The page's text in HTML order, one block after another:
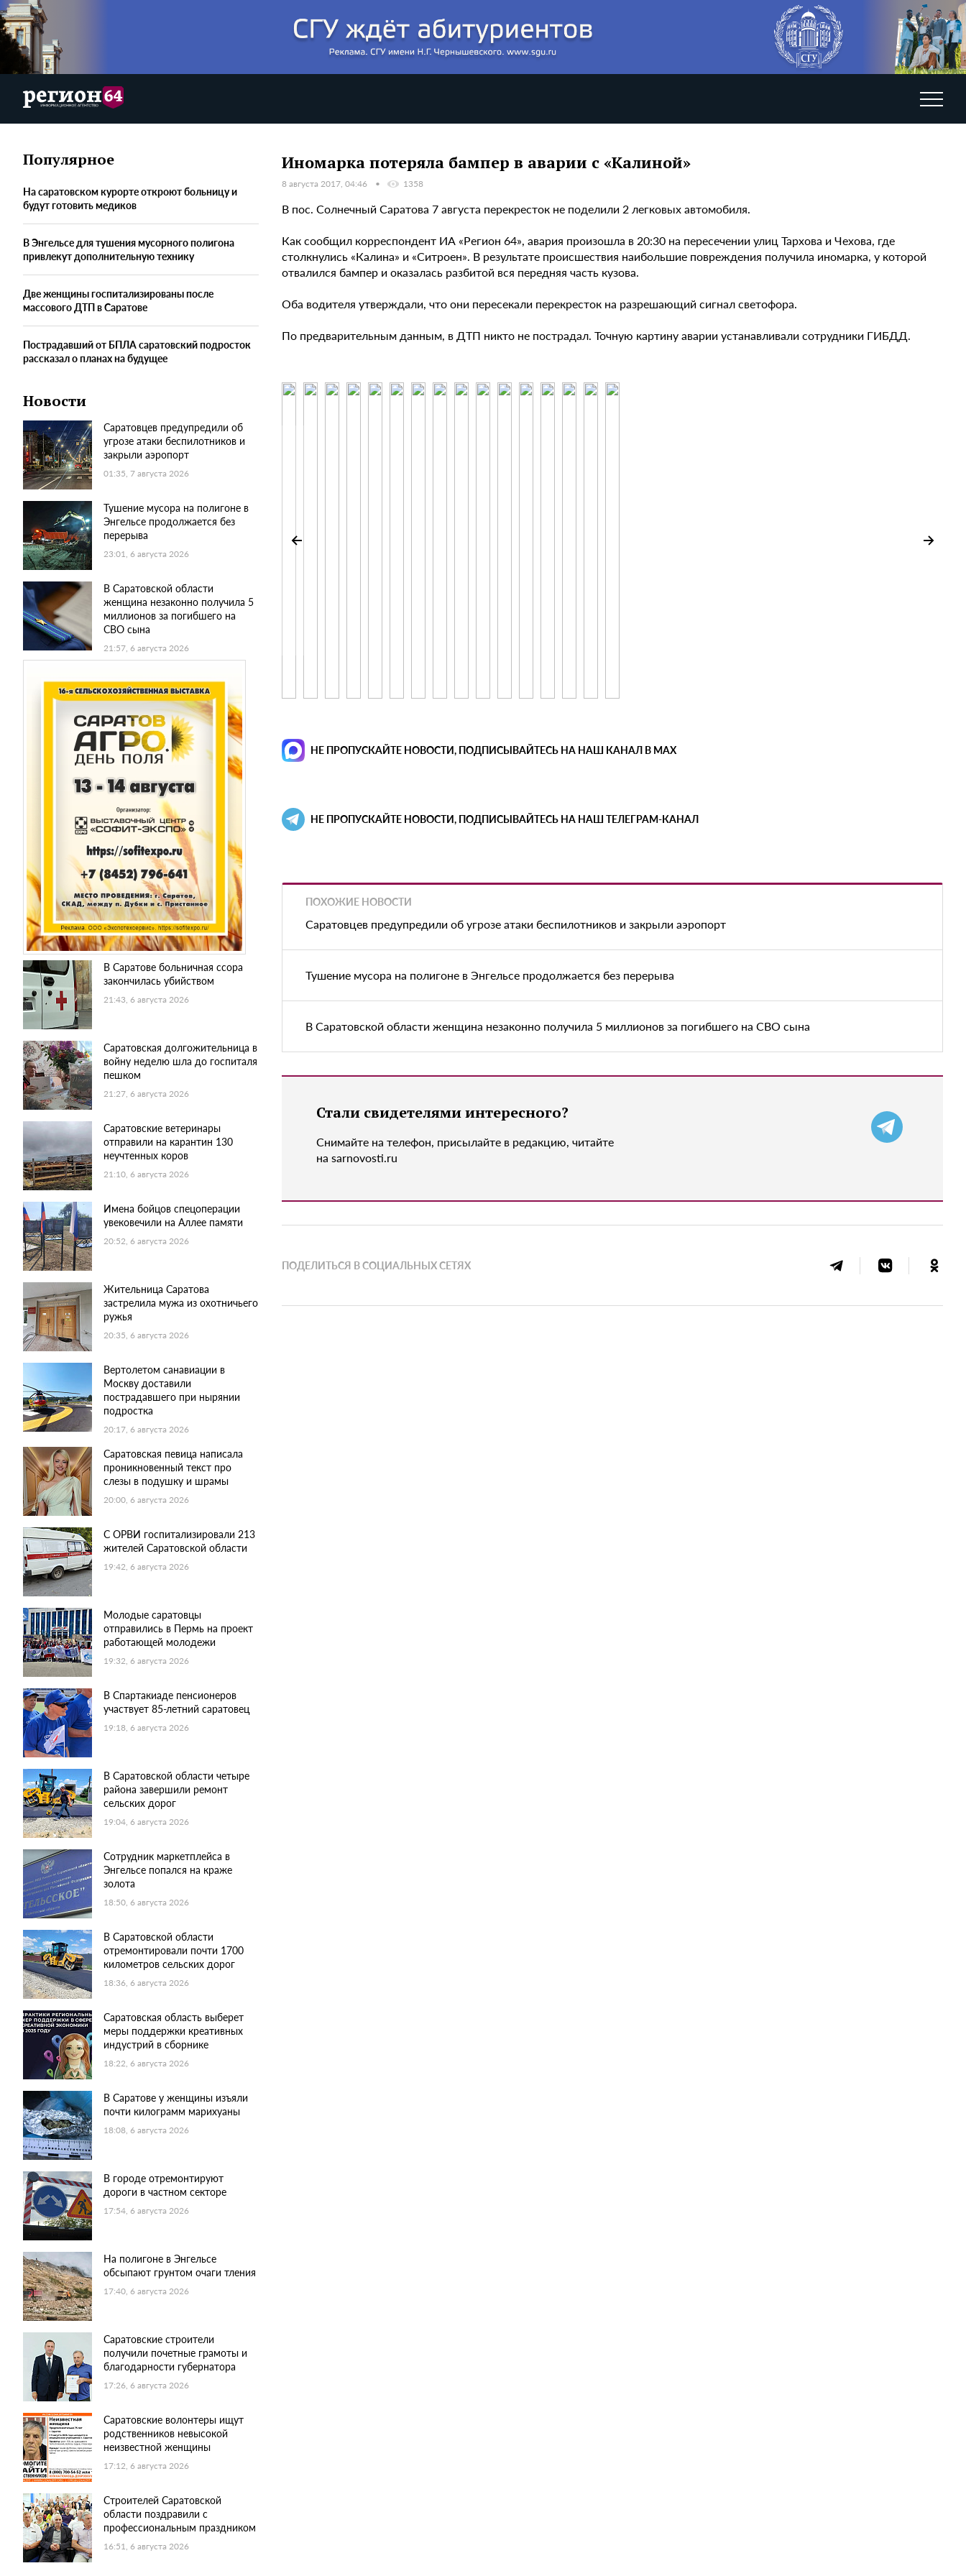
Популярное
На саратовском курорте откроют больницу и
будут готовить медиков
В Энгельсе для тушения мусорного полигона
привлекут дополнительную технику
Две женщины госпитализированы после
массового ДТП в Саратове
Пострадавший от БПЛА саратовский подросток
рассказал о планах на будущее
Новости
Саратовцев предупредили об
угрозе атаки беспилотников и
закрыли аэропорт
01:35, 7 августа 2026
Тушение мусора на полигоне в
Энгельсе продолжается без
перерыва
23:01, 6 августа 2026
В Саратовской области
женщина незаконно получила 5
миллионов за погибшего на
СВО сына
21:57, 6 августа 2026
В Саратове больничная ссора
закончилась убийством
21:43, 6 августа 2026
Саратовская долгожительница в
войну неделю шла до госпиталя
пешком
21:27, 6 августа 2026
Саратовские ветеринары
отправили на карантин 130
неучтенных коров
21:10, 6 августа 2026
Имена бойцов спецоперации
увековечили на Аллее памяти
20:52, 6 августа 2026
Жительница Саратова
застрелила мужа из охотничьего
ружья
20:35, 6 августа 2026
Вертолетом санавиации в
Москву доставили
пострадавшего при нырянии
подростка
20:17, 6 августа 2026
Саратовская певица написала
проникновенный текст про
слезы в подушку и шрамы
20:00, 6 августа 2026
С ОРВИ госпитализировали 213
жителей Саратовской области
19:42, 6 августа 2026
Молодые саратовцы
отправились в Пермь на проект
работающей молодежи
19:32, 6 августа 2026
В Спартакиаде пенсионеров
участвует 85-летний саратовец
19:18, 6 августа 2026
В Саратовской области четыре
района завершили ремонт
сельских дорог
19:04, 6 августа 2026
Сотрудник маркетплейса в
Энгельсе попался на краже
золота
18:50, 6 августа 2026
В Саратовской области
отремонтировали почти 1700
километров сельских дорог
18:36, 6 августа 2026
Саратовская область выберет
меры поддержки креативных
индустрий в сборнике
18:22, 6 августа 2026
В Саратове у женщины изъяли
почти килограмм марихуаны
18:08, 6 августа 2026
В городе отремонтируют
дороги в частном секторе
17:54, 6 августа 2026
На полигоне в Энгельсе
обсыпают грунтом очаги тления
17:40, 6 августа 2026
Саратовские строители
получили почетные грамоты и
благодарности губернатора
17:26, 6 августа 2026
Саратовские волонтеры ищут
родственников невысокой
неизвестной женщины
17:12, 6 августа 2026
Строителей Саратовской
области поздравили с
профессиональным праздником
16:51, 6 августа 2026
Иномарка потеряла бампер в аварии с «Калиной»
8 августа 2017, 04:46 1358
В пос. Солнечный Саратова 7 августа перекресток не поделили 2 легковых автомобиля.
Как сообщил корреспондент ИА «Регион 64», авария произошла в 20:30 на пересечении улиц Тархова и Чехова, где
столкнулись «Калина» и «Ситроен». В результате происшествия наибольшие повреждения получила иномарка, у которой
отвалился бампер и оказалась разбитой вся передняя часть кузова.
Оба водителя утверждали, что они пересекали перекресток на разрешающий сигнал светофора.
По предварительным данным, в ДТП никто не пострадал. Точную картину аварии устанавливали сотрудники ГИБДД.
НЕ ПРОПУСКАЙТЕ НОВОСТИ, ПОДПИСЫВАЙТЕСЬ НА НАШ КАНАЛ В MAX
НЕ ПРОПУСКАЙТЕ НОВОСТИ, ПОДПИСЫВАЙТЕСЬ НА НАШ ТЕЛЕГРАМ-КАНАЛ
ПОХОЖИЕ НОВОСТИ
Саратовцев предупредили об угрозе атаки беспилотников и закрыли аэропорт
Тушение мусора на полигоне в Энгельсе продолжается без перерыва
В Саратовской области женщина незаконно получила 5 миллионов за погибшего на СВО сына
Стали свидетелями интересного?
Снимайте на телефон, присылайте в редакцию, читайте
на sarnovosti.ru
ПОДЕЛИТЬСЯ В СОЦИАЛЬНЫХ СЕТЯХ